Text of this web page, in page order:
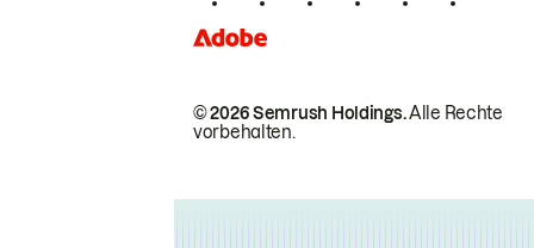
© 2026 Semrush Holdings.Alle Rechte
vorbehalten.